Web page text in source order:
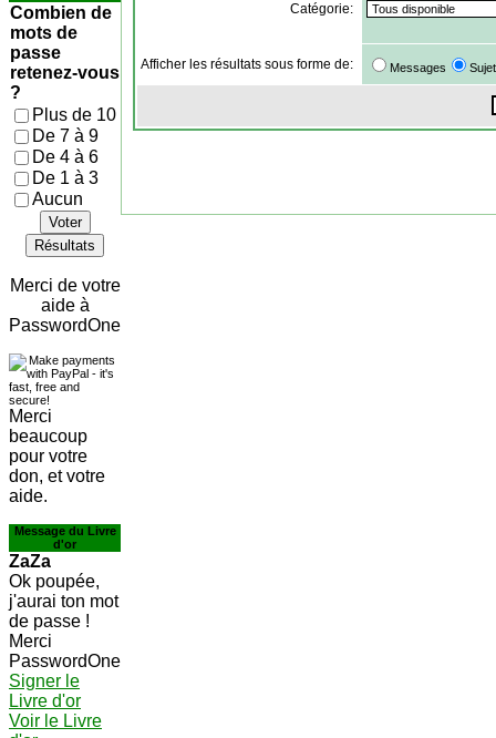
Combien de
mots de
passe
retenez-vous
?
Plus de 10
De 7 à 9
De 4 à 6
De 1 à 3
Aucun
Voter
Résultats
Merci de votre
aide à
PasswordOne
Merci
beaucoup
pour votre
don, et votre
aide.
Message du Livre
d'or
ZaZa
Ok poupée,
j'aurai ton mot
de passe !
Merci
PasswordOne
Signer le
Livre d'or
Voir le Livre
Catégorie:
Afficher les résultats sous forme de: Messages